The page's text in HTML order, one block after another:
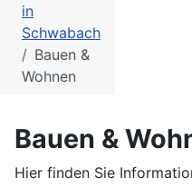
in
Schwabach
Bauen &
Wohnen
Bauen &
Hier finden Sie